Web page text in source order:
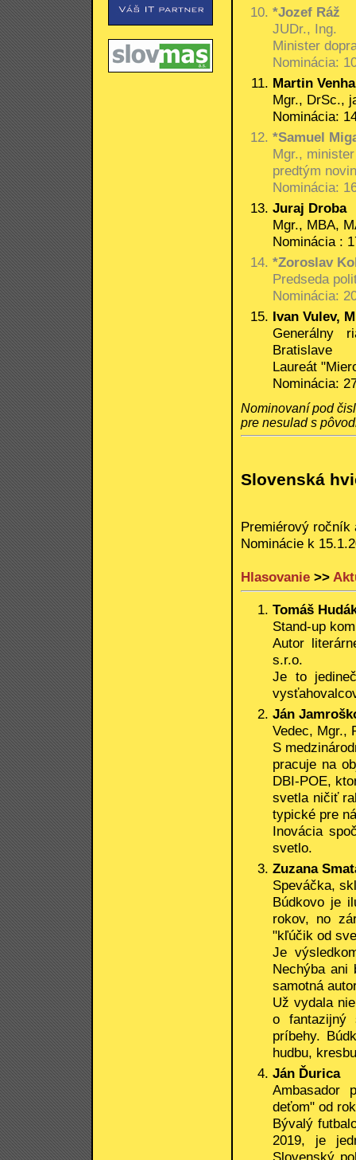
*Jozef Ráž
JUDr., Ing.
Minister
Nominácia:
Martin
Mgr., DrSc.,
Nominácia:
*Samuel
Mgr.,
predtým
Nominácia:
Juraj Droba
Mgr., MBA,
Nominácia :
*Zoroslav
Predseda
Nominácia:
Ivan Vulev,
Generálny
Bratislave
Laureát
Nominácia:
Nominovaní pod
pre nesulad s
Slovenská
Premiérový ročník
Nominácie k
Hlasovanie >>
Tomáš
Stand-up
Autor
s.r.o.
Je to
Ján
Vedec, Mgr.,
S
pracuje na
DBI-POE,
svetla ničiť
typické pre
Inovácia
svetlo.
Zuzana
Speváčka,
Búdkovo je
rokov, no
"kľúčik od
Je
Nechýba ani
samotná
Už vydala
o fantazijný
príbehy.
hudbu,
Ján Ďurica
Ambasador
deťom" od
Bývalý
2019, je